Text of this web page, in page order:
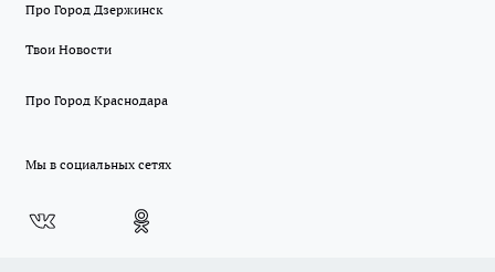
Про Город Дзержинск
Твои Новости
Про Город Краснодара
Мы в социальных сетях